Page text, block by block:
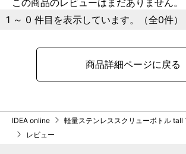
この商品のレビューはまだありません。
1 ～ 0 件目を表示しています。（全0件）
商品詳細ページに戻る
IDEA online
軽量ステンレススクリューボトル tall
レビュー